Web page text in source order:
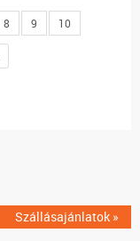
8 9 10
Szállásajánlatok »